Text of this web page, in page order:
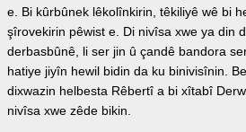
e. Bi kûrbûnek lêkolînkirin, têkiliyê wê bi
şîrovekirin pêwist e. Di nivîsa xwe ya din
derbasbûnê, li ser jin û çandê bandora
hatiye jiyîn hewil bidin da ku binivisînin.
dixwazin helbesta Rêbertî a bi xîtabî
nivîsa xwe zêde bikin.